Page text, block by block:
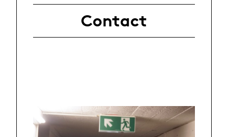
Contact